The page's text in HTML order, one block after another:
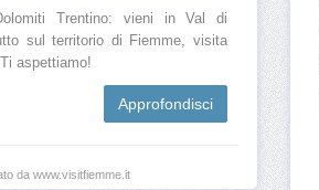
Trentino: vieni in Val di
sul territorio di Fiemme, visita
aspettiamo!
Approfondisci
da www.visitfiemme.it